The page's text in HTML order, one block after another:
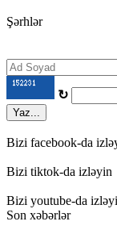
Şərhlər
↻
Yaz...
Bizi facebook-da
Bizi tiktok-da izləyin
Bizi youtube-da
Son xəbərlər